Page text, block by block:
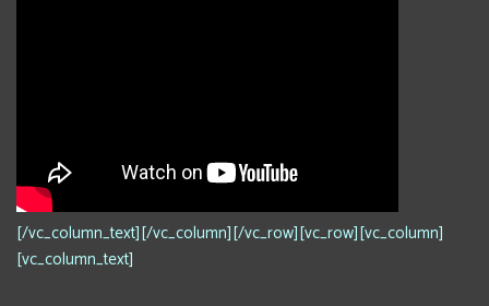
[/vc_column_text][/vc_column][/vc_row][vc_row][vc_column]
[vc_column_text]